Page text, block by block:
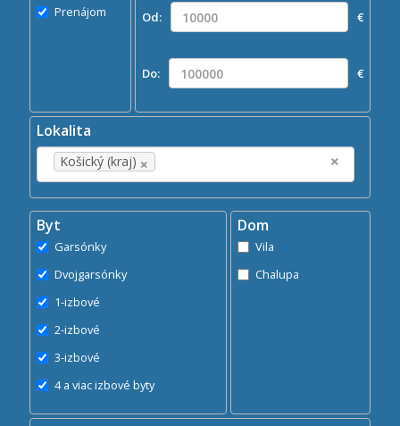
×
Hľadaj
Prenájom
Od: €
Do: €
Lokalita
×
×
Košický (kraj)
Byt
Garsónky
Dvojgarsónky
1-izbové
2-izbové
3-izbové
4 a viac izbové byty
Dom
Vila
Chalupa